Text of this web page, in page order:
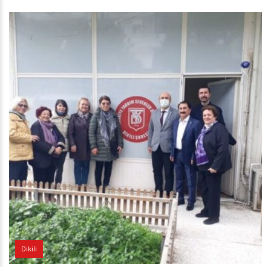
Dikili